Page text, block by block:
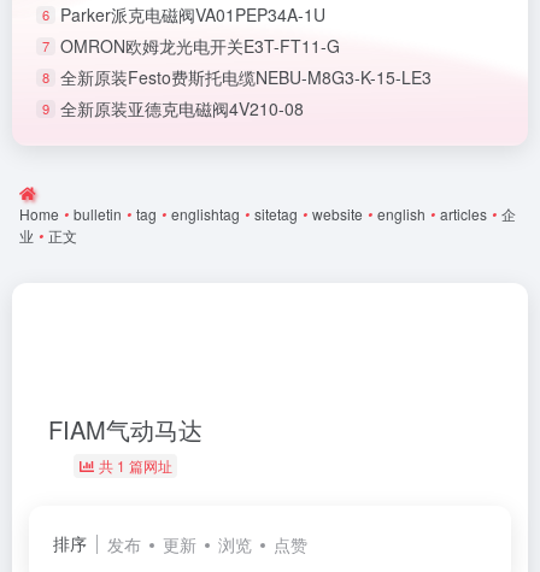
6 Parker派克电磁阀VA01PEP34A-1U
7 OMRON欧姆龙光电开关E3T-FT11-G
8 全新原装Festo费斯托电缆NEBU-M8G3-K-15-LE3
9 全新原装亚德克电磁阀4V210-08
Home • bulletin • tag • englishtag • sitetag • website • english • articles • 企
业 • 正文
FIAM气动马达
共 1 篇网址
排序 发布 更新 浏览 点赞